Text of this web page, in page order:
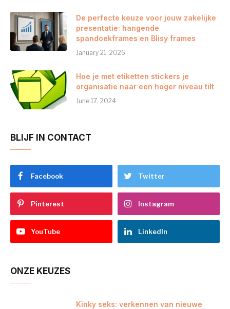
De perfecte keuze voor jouw zakelijke
presentatie: hangende
spandoekframes en Blisy frames
January 21, 2026
Hoe je met etiketten stickers je
organisatie naar een hoger niveau tilt
June 17, 2024
BLIJF IN CONTACT
Facebook Twitter
Pinterest Instagram
YouTube LinkedIn
ONZE KEUZES
Kinky seks: verkennen van nieuwe